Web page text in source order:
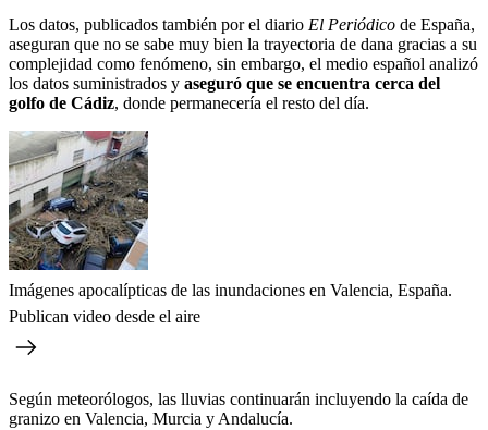
Los datos, publicados también por el diario El Periódico de España,
aseguran que no se sabe muy bien la trayectoria de dana gracias a su
complejidad como fenómeno, sin embargo, el medio español analizó
los datos suministrados y aseguró que se encuentra cerca del
golfo de Cádiz, donde permanecería el resto del día.
Imágenes apocalípticas de las inundaciones en Valencia, España.
Publican video desde el aire
Según meteorólogos, las lluvias continuarán incluyendo la caída de
granizo en Valencia, Murcia y Andalucía.